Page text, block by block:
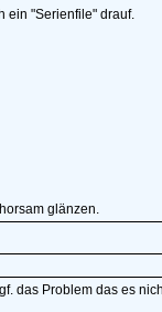
ein "Serienfile" drauf.
glänzen.
das Problem das es